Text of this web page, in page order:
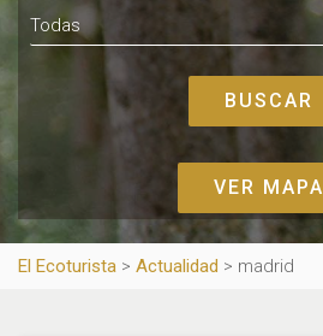
VER MAPA
El Ecoturista > Actualidad > madrid